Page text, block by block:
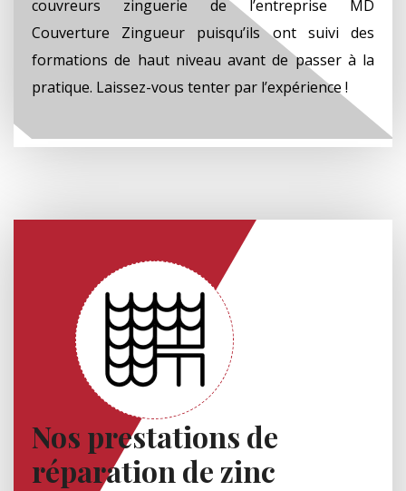
couvreurs zinguerie de l’entreprise MD
Couverture Zingueur puisqu’ils ont suivi des
formations de haut niveau avant de passer à la
pratique. Laissez-vous tenter par l’expérience !
Nos prestations de
réparation de zinc